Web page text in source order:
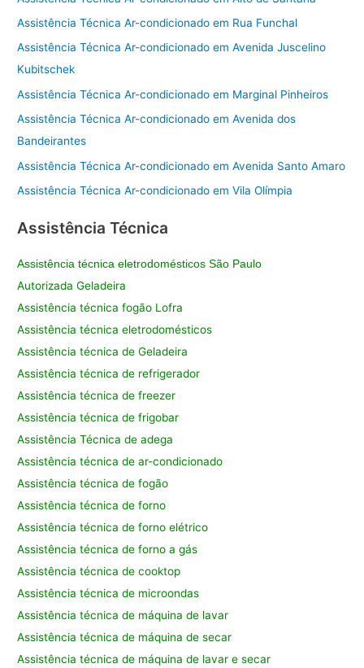
Assistência Técnica Ar-condicionado em Rua Funchal
Assistência Técnica Ar-condicionado em Avenida Juscelino
Kubitschek
Assistência Técnica Ar-condicionado em Marginal Pinheiros
Assistência Técnica Ar-condicionado em Avenida dos
Bandeirantes
Assistência Técnica Ar-condicionado em Avenida Santo Amaro
Assistência Técnica Ar-condicionado em Vila Olímpia
Assistência Técnica
Assistência técnica eletrodomésticos São Paulo
Autorizada Geladeira
Assistência técnica fogão Lofra
Assistência técnica eletrodomésticos
Assistência técnica de Geladeira
Assistência técnica de refrigerador
Assistência técnica de freezer
Assistência técnica de frigobar
Assistência Técnica de adega
Assistência técnica de ar-condicionado
Assistência técnica de fogão
Assistência técnica de forno
Assistência técnica de forno elétrico
Assistência técnica de forno a gás
Assistência técnica de cooktop
Assistência técnica de microondas
Assistência técnica de máquina de lavar
Assistência técnica de máquina de secar
Assistência técnica de máquina de lavar e secar